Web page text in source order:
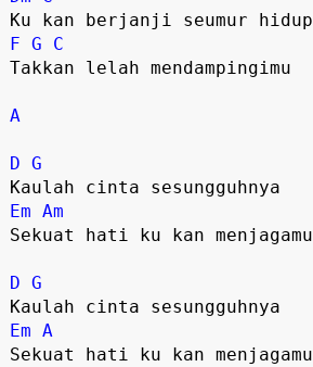
F G
C
Takkan lelah mendampingimu
A
D G
Em Am
Sekuat hati ku kan menjagamu
D G
Em A